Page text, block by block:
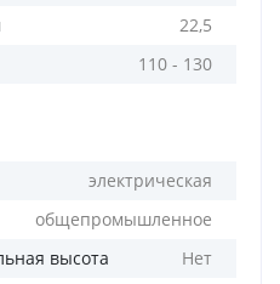
22,5
110 - 130
электрическая
общепромышленное
высота
Нет